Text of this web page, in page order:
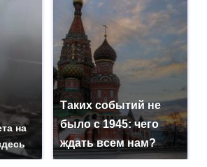
на
Таких событий не
было с 1945: чего
ждать всем нам?